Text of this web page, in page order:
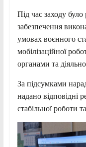
Під час заходу
забезпечення
умовах воєнного
мобілізаційної
органами та
За підсумками
надано відповідні
стабільної роботи